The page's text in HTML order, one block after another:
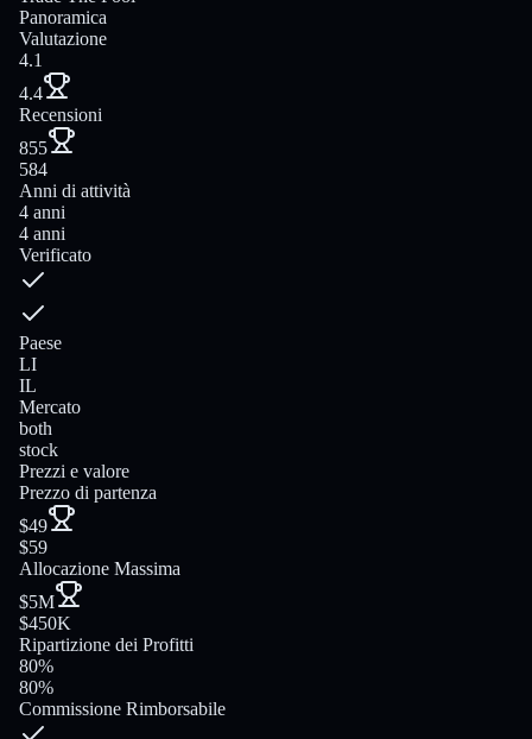
Panoramica
Valutazione
4.1
4.4
Recensioni
855
584
Anni di attività
4 anni
4 anni
Verificato
Paese
LI
IL
Mercato
both
stock
Prezzi e valore
Prezzo di partenza
$49
$59
Allocazione Massima
$5M
$450K
Ripartizione dei Profitti
80%
80%
Commissione Rimborsabile